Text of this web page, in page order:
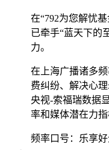
在“792为您解忧
已牵手“蓝天下的
力。
在上海广播诸多
费纠纷、解决心
央视-索福瑞数据
率和媒体潜在力
频率口号：乐享